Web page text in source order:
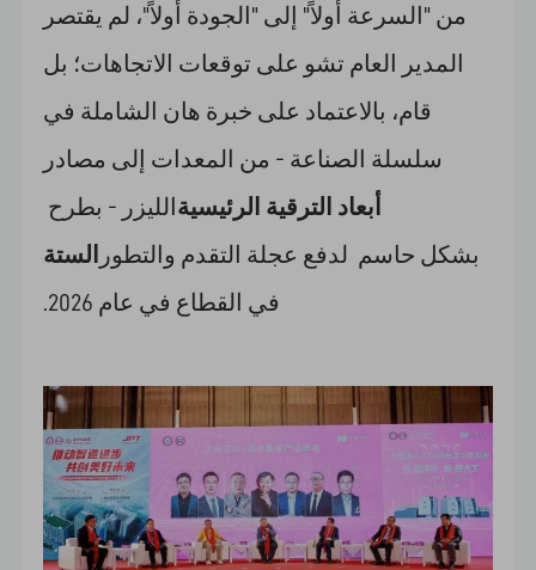
من "السرعة أولاً" إلى "الجودة أولاً"، لم يقتصر
المدير العام تشو على توقعات الاتجاهات؛ بل
قام، بالاعتماد على خبرة هان الشاملة في
سلسلة الصناعة - من المعدات إلى مصادر
الليزر - بطرح أبعاد الترقية الرئيسية
الستة
بشكل حاسم لدفع عجلة التقدم والتطور
في القطاع في عام 2026.